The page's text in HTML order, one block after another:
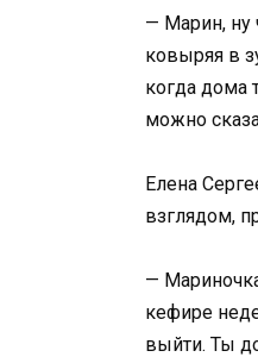
— Марин, ну
ковыряя в
когда дома
можно
Елена
взглядом,
—
кефире
выйти. Ты